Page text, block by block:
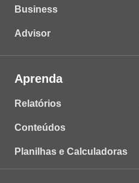
Business
Advisor
Aprenda
Relatórios
Conteúdos
Planilhas e Calculadoras